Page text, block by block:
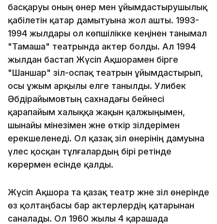
басқаруы оның өнер мен ұйымдастырушылық
қабілетін қатар дамытуына жол ашты. 1993-
1994 жылдары ол көпшілікке кеңінен танымал
"Тамаша" театрында актер болды. Ал 1994
жылдан бастап Жүсіп Ақшорамен бірге
"Шаншар" әзіл-оспақ театрын ұйымдастырып,
осы ұжым арқылы елге танылды. Уәлибек
Әбдірайымовтың сахнадағы бейнесі
қарапайым халыққа жақын қалжыңымен,
шынайы мінезімен және өткір әзілдерімен
ерекшеленеді. Ол қазақ әзіл өнерінің дамуына
үлес қосқан тұлғалардың бірі ретінде
көрермен есінде қалды.
Жүсіп Ақшора та қазақ театр және әзіл өнерінде
өз қолтаңбасы бар актерлердің қатарынан
саналады. Ол 1960 жылы 4 қарашада